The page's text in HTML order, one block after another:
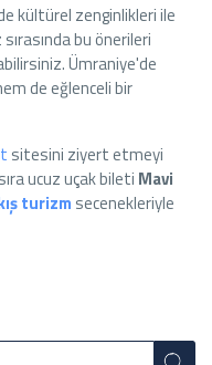
kültürel zenginlikleri ile
bu önerileri
Ümraniye'de
de eğlenceli bir
sitesini ziyert etmeyi
ucuz uçak bileti Mavi
turizm secenekleriyle